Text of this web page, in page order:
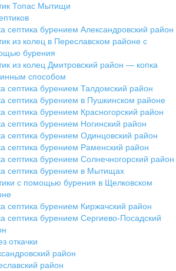
Топас Мытищи
септика бурением Александровский район
из колец в Переславском районе с
бурения
из колец Дмитровский район — копка
способом
септика бурением Талдомский район
септика бурением в Пушкинском районе
септика бурением Красногорский район
септика бурением Ногинский район
септика бурением Одинцовский район
септика бурением Раменский район
септика бурением Солнечногорский район
септика бурением в Мытищах
с помощью бурения в Щелковском
септика бурением Киржачский район
септика бурением Сергиево-Посадский
откачки
район
район